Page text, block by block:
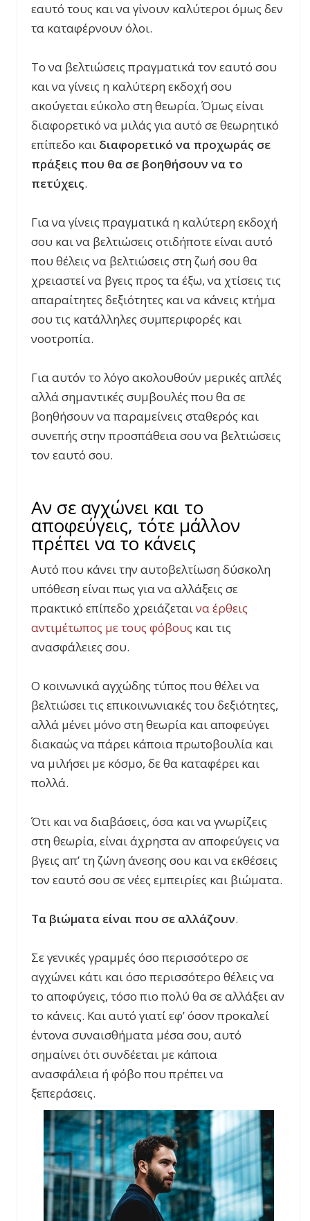
εαυτό τους και να γίνουν καλύτεροι όμως δεν
τα καταφέρνουν όλοι.
Το να βελτιώσεις πραγματικά τον εαυτό σου
και να γίνεις η καλύτερη εκδοχή σου
ακούγεται εύκολο στη θεωρία. Όμως είναι
διαφορετικό να μιλάς για αυτό σε θεωρητικό
επίπεδο και διαφορετικό να προχωράς σε
πράξεις που θα σε βοηθήσουν να το
πετύχεις.
Για να γίνεις πραγματικά η καλύτερη εκδοχή
σου και να βελτιώσεις οτιδήποτε είναι αυτό
που θέλεις να βελτιώσεις στη ζωή σου θα
χρειαστεί να βγεις προς τα έξω, να χτίσεις τις
απαραίτητες δεξιότητες και να κάνεις κτήμα
σου τις κατάλληλες συμπεριφορές και
νοοτροπία.
Για αυτόν το λόγο ακολουθούν μερικές απλές
αλλά σημαντικές συμβουλές που θα σε
βοηθήσουν να παραμείνεις σταθερός και
συνεπής στην προσπάθεια σου να βελτιώσεις
τον εαυτό σου.
Αν σε αγχώνει και το
αποφεύγεις, τότε μάλλον
πρέπει να το κάνεις
Αυτό που κάνει την αυτοβελτίωση δύσκολη
υπόθεση είναι πως για να αλλάξεις σε
πρακτικό επίπεδο χρειάζεταινα έρθεις
αντιμέτωπος με τους φόβους και τις
ανασφάλειες σου.
Ο κοινωνικά αγχώδης τύπος που θέλει να
βελτιώσει τις επικοινωνιακές του δεξιότητες,
αλλά μένει μόνο στη θεωρία και αποφεύγει
διακαώς να πάρει κάποια πρωτοβουλία και
να μιλήσει με κόσμο, δε θα καταφέρει και
πολλά.
Ότι και να διαβάσεις, όσα και να γνωρίζεις
στη θεωρία, είναι άχρηστα αν αποφεύγεις να
βγεις απ’ τη ζώνη άνεσης σου και να εκθέσεις
τον εαυτό σου σε νέες εμπειρίες και βιώματα.
Τα βιώματα είναι που σε αλλάζουν.
Σε γενικές γραμμές όσο περισσότερο σε
αγχώνει κάτι και όσο περισσότερο θέλεις να
το αποφύγεις, τόσο πιο πολύ θα σε αλλάξει αν
το κάνεις. Και αυτό γιατί εφ’ όσον προκαλεί
έντονα συναισθήματα μέσα σου, αυτό
σημαίνει ότι συνδέεται με κάποια
ανασφάλεια ή φόβο που πρέπει να
ξεπεράσεις.